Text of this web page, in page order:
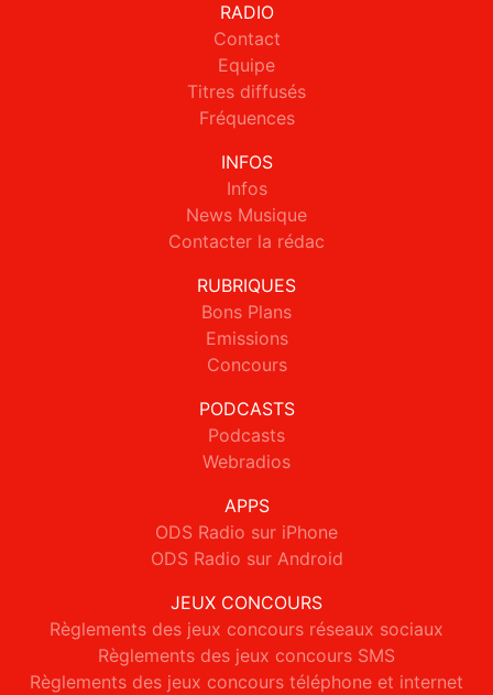
RADIO
Contact
Equipe
Titres diffusés
Fréquences
INFOS
Infos
News Musique
Contacter la rédac
RUBRIQUES
Bons Plans
Emissions
Concours
PODCASTS
Podcasts
Webradios
APPS
ODS Radio sur iPhone
ODS Radio sur Android
JEUX CONCOURS
Règlements des jeux concours réseaux sociaux
Règlements des jeux concours SMS
Règlements des jeux concours téléphone et internet